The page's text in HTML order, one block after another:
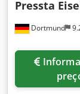
Dortmund
Pressta